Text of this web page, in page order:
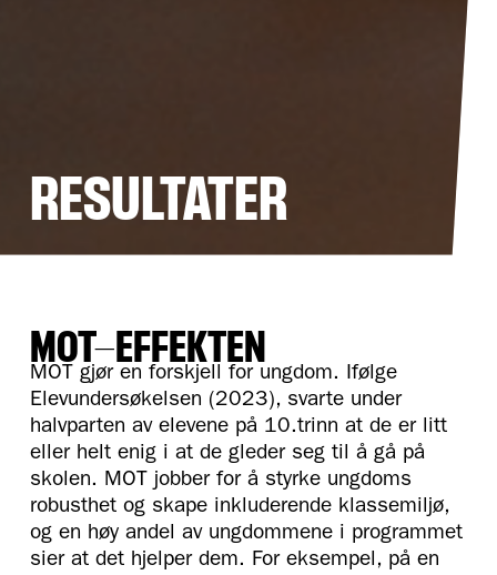
RESULTATER
MOT-EFFEKTEN
MOT gjør en forskjell for ungdom. Ifølge
Elevundersøkelsen (2023), svarte under
halvparten av elevene på 10.trinn at de er litt
eller helt enig i at de gleder seg til å gå på
skolen. MOT jobber for å styrke ungdoms
robusthet og skape inkluderende klassemiljø,
og en høy andel av ungdommene i programmet
sier at det hjelper dem. For eksempel, på en